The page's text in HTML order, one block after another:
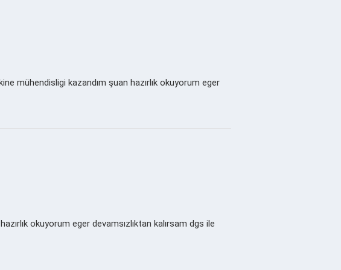
mühendisligi kazandım şuan hazırlık okuyorum eger
okuyorum eger devamsızlıktan kalırsam dgs ile